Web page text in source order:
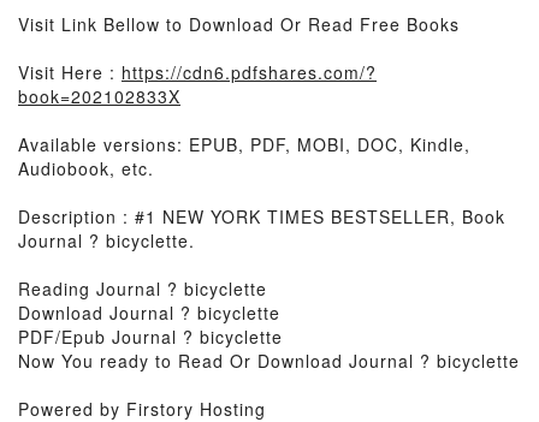
Visit Link Bellow to Download Or Read Free Books
Visit Here : https://cdn6.pdfshares.com/?
book=202102833X
Available versions: EPUB, PDF, MOBI, DOC, Kindle,
Audiobook, etc.
Description : #1 NEW YORK TIMES BESTSELLER, Book
Journal ? bicyclette.
Reading Journal ? bicyclette
Download Journal ? bicyclette
PDF/Epub Journal ? bicyclette
Now You ready to Read Or Download Journal ? bicyclette
Powered by Firstory Hosting